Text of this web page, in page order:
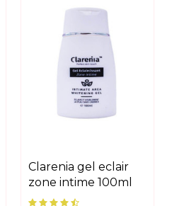
clarenia gel eclair
zone intime 100ml